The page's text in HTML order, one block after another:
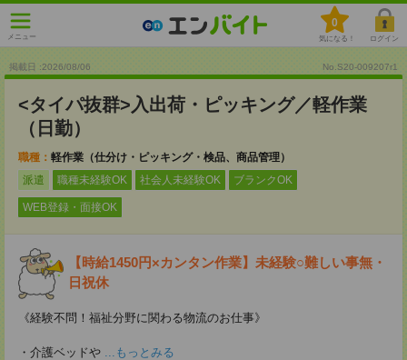
メニュー
0
気になる！ ログイン
掲載日 :2026/08/06 No.S20-009207r1
<タイパ抜群>入出荷・ピッキング／軽作業
（日勤）
職種： 軽作業（仕分け・ピッキング・検品、商品管理）
派遣
職種未経験OK 社会人未経験OK ブランクOK
WEB登録・面接OK
【時給1450円×カンタン作業】未経験○難しい事無・
日祝休
《経験不問！福祉分野に関わる物流のお仕事》
・介護ベッドや ...もっとみる